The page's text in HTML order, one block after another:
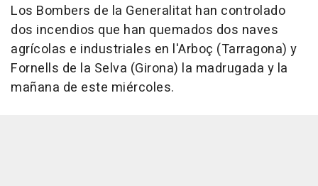
Los Bombers de la Generalitat han controlado
dos incendios que han quemados dos naves
agrícolas e industriales en l'Arboç (Tarragona) y
Fornells de la Selva (Girona) la madrugada y la
mañana de este miércoles.